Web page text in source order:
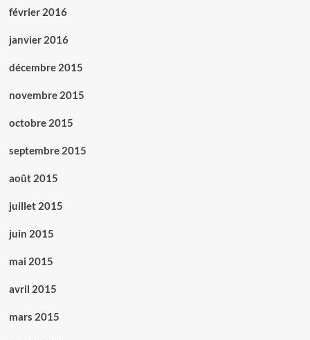
février 2016
janvier 2016
décembre 2015
novembre 2015
octobre 2015
septembre 2015
août 2015
juillet 2015
juin 2015
mai 2015
avril 2015
mars 2015